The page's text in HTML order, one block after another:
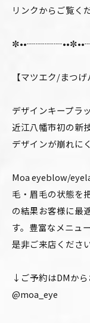
リンクからご覧く
【マツエク/まつ
デザインキープラ
近江八幡市初の新
デザインが崩れに
Moa eyeblow/
毛・眉毛の状態を
の結果お客様に最
す。豊富なメニュ
是非ご来店くださ
↓ご予約はDMか
@moa_eye